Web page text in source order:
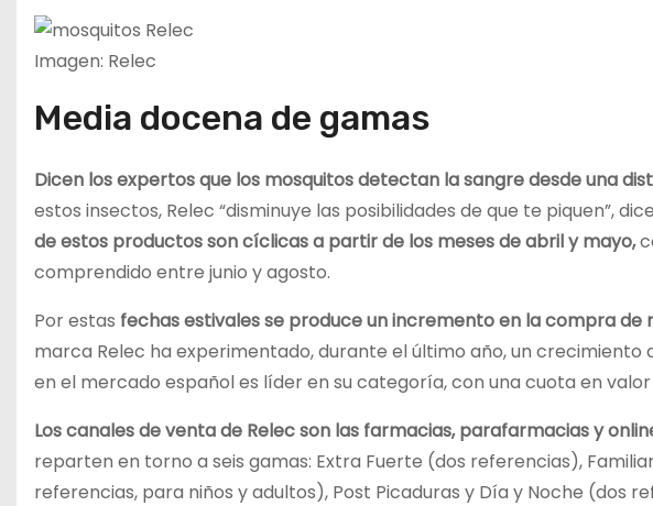
Imagen: Relec
Media docena de gamas
Dicen los expertos que los mosquitos detectan la sangre desde una
estos insectos, Relec “disminuye las posibilidades de que te piquen”,
de estos productos son cíclicas a partir de los meses de abril y mayo,
comprendido entre junio y agosto.
Por estas fechas estivales se produce un incremento en la compra de
marca Relec ha experimentado, durante el último año, un crecimiento
en el mercado español es líder en su categoría, con una cuota en valor
Los canales de venta de Relec son las farmacias, parafarmacias y
reparten en torno a seis gamas: Extra Fuerte (dos referencias),
referencias, para niños y adultos), Post Picaduras y Día y Noche (dos